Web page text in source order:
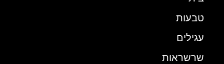
טבעות
עגילים
שרשראות